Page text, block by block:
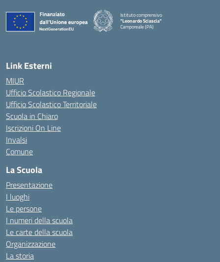
Istituto comprensivo
"Leonardo Sciascia"
Camporeale (PA)
— Visita la pagina iniziale della scuola
Link Esterni
MIUR
Ufficio Scolastico Regionale
Ufficio Scolastico Territoriale
Scuola in Chiaro
Iscrizioni On Line
Invalsi
Comune
La Scuola
Presentazione
I luoghi
Le persone
I numeri della scuola
Le carte della scuola
Organizzazione
La storia